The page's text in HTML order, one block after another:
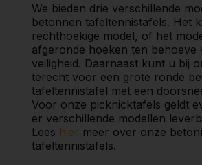
We bieden drie verschillende
betonnen tafeltennistafels. Het
rechthoekige model, of het
afgeronde hoeken ten behoeve
veiligheid. Daarnaast kunt u bij
terecht voor een grote ronde
tafeltennistafel met een
Voor onze picknicktafels geldt
er verschillende modellen
Lees hier meer over onze
tafeltennistafels.